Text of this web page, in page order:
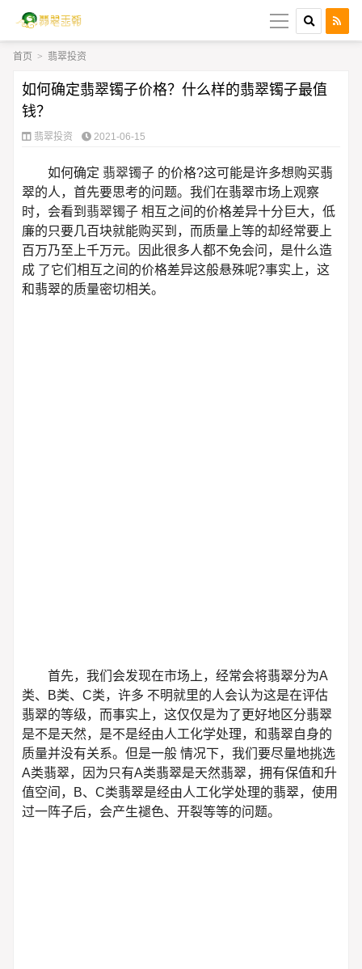
导
琥珀蜜蜡
南红
绿松石
首页 > 翡翠投资
如何确定翡翠镯子价格？什么样的翡翠镯子最值
钱？
翡翠投资 2021-06-15
如何确定 翡翠镯子的价格?这可能是许多想购买翡
翠的人，首先要思考的问题。我们在翡翠市场上观察
时，会看到 翡翠镯子相互之间的价格差异十分巨大，低
廉的只要几百块就能购买到，而质量上等的却经常要上
百万乃至上千万元。因此很多人都不免会问，是什么造
成 了它们相互之间的价格差异这般悬殊呢?事实上，这
和翡翠的质量密切相关。
首先，我们会发现在市场上，经常会将翡翠分为A
类、B类、C类，许多 不明就里的人会认为这是在评估
翡翠的等级，而事实上，这仅仅是为了更好地区分翡翠
是不是天然，是不是经由人工化学处理，和翡翠自身的
质量并没有关系。但是一般 情况下，我们要尽量地挑选
A类翡翠，因为只有A类翡翠是天然翡翠，拥有保值和升
值空间，B、C类翡翠是经由人工化学处理的翡翠，使用
过一阵子后，会产生褪色、开裂等等的问题。